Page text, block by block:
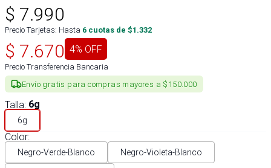
$ 7.990
Precio Tarjetas: Hasta 6 cuotas de $1.332
$ 7.670 4% OFF
Precio Transferencia Bancaria
Envío gratis para compras mayores a $150.000
Talla: 6g
6g
Color:
Negro-Verde-Blanco
Negro-Violeta-Blanco